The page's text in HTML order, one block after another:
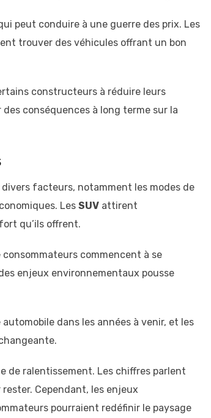
peut conduire à une guerre des prix. Les
trouver des véhicules offrant un bon
constructeurs à réduire leurs
conséquences à long terme sur la
facteurs, notamment les modes de
Les SUV attirent
qu’ils offrent.
commencent à se
enjeux environnementaux pousse
dans les années à venir, et les
de ralentissement. Les chiffres parlent
Cependant, les enjeux
pourraient redéfinir le paysage